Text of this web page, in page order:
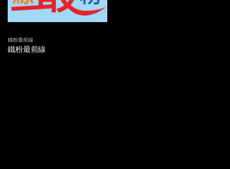
第廿七集 - 李居明大師揭示1.13玄機 主持：林記 嘉賓：李居明
鐵粉最前線
鐵粉最前線